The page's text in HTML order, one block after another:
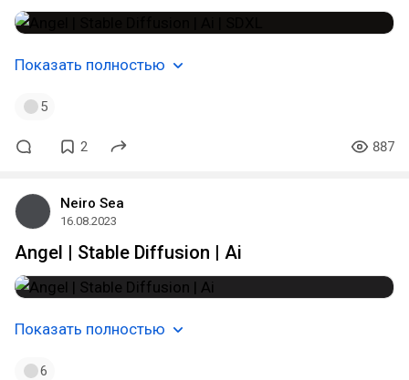
Показать полностью
5
2 887
Neiro Sea
16.08.2023
Angel | Stable Diffusion | Ai
Показать полностью
6